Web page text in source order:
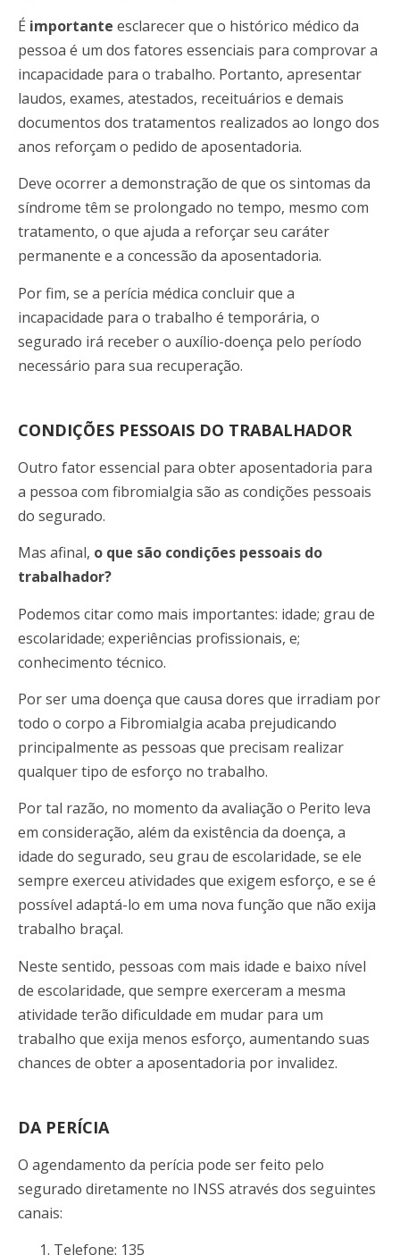
É importante esclarecer que o histórico médico da
pessoa é um dos fatores essenciais para comprovar a
incapacidade para o trabalho. Portanto, apresentar
laudos, exames, atestados, receituários e demais
documentos dos tratamentos realizados ao longo dos
anos reforçam o pedido de aposentadoria.
Deve ocorrer a demonstração de que os sintomas da
síndrome têm se prolongado no tempo, mesmo com
tratamento, o que ajuda a reforçar seu caráter
permanente e a concessão da aposentadoria.
Por fim, se a perícia médica concluir que a
incapacidade para o trabalho é temporária, o
segurado irá receber o auxílio-doença pelo período
necessário para sua recuperação.
CONDIÇÕES PESSOAIS DO TRABALHADOR
Outro fator essencial para obter aposentadoria para
a pessoa com fibromialgia são as condições pessoais
do segurado.
Mas afinal, o que são condições pessoais do
trabalhador?
Podemos citar como mais importantes: idade; grau de
escolaridade; experiências profissionais, e;
conhecimento técnico.
Por ser uma doença que causa dores que irradiam por
todo o corpo a Fibromialgia acaba prejudicando
principalmente as pessoas que precisam realizar
qualquer tipo de esforço no trabalho.
Por tal razão, no momento da avaliação o Perito leva
em consideração, além da existência da doença, a
idade do segurado, seu grau de escolaridade, se ele
sempre exerceu atividades que exigem esforço, e se é
possível adaptá-lo em uma nova função que não exija
trabalho braçal.
Neste sentido, pessoas com mais idade e baixo nível
de escolaridade, que sempre exerceram a mesma
atividade terão dificuldade em mudar para um
trabalho que exija menos esforço, aumentando suas
chances de obter a aposentadoria por invalidez.
DA PERÍCIA
O agendamento da perícia pode ser feito pelo
segurado diretamente no INSS através dos seguintes
canais:
Telefone: 135